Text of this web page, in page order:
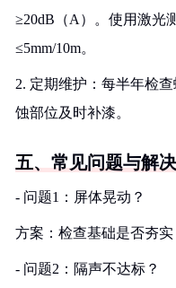
≥20dB（A）。使用激光
≤5mm/10m。
2. 定期维护：每半年检
蚀部位及时补漆。
五、常见问题与解
- 问题1：屏体晃动？
方案：检查基础是否夯实
- 问题2：隔声不达标？